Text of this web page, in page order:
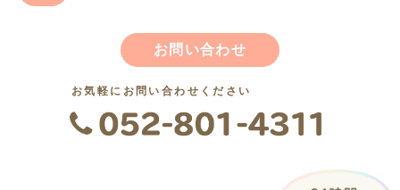
お問い合わせ
お気軽にお問い合わせください